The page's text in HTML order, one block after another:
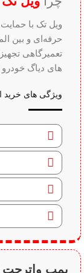
ویل تک با
حرفه‌ای و بین‌
تعمیرگاهی
های دیاگ
ویژگی های خرید